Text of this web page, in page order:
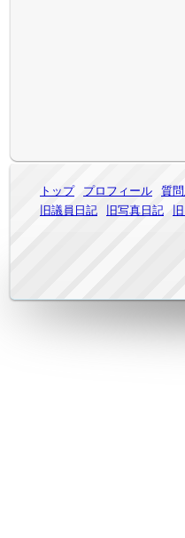
トップ プロフィール 質
旧議員日記
旧写真日記